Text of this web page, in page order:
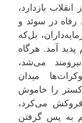
بازدارد،
در سوئد و
بل‌که
آمد. هرگاه
می‌شد،
میدان
را خاموش
می‌کرد،
به پس گرفتن